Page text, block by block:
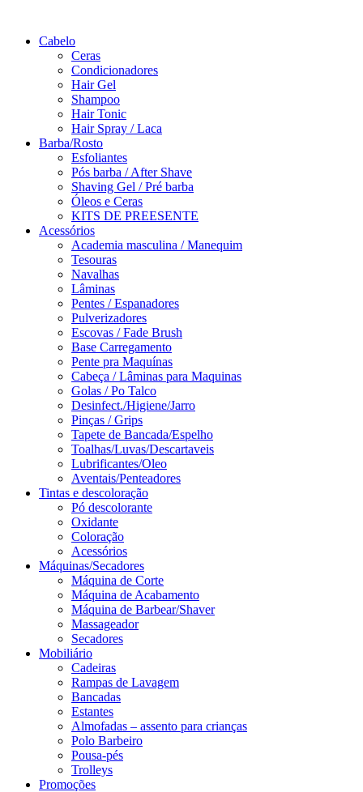
Cabelo
Ceras
Condicionadores
Hair Gel
Shampoo
Hair Tonic
Hair Spray / Laca
Barba/Rosto
Esfoliantes
Pós barba / After Shave
Shaving Gel / Pré barba
Óleos e Ceras
KITS DE PREESENTE
Acessórios
Academia masculina / Manequim
Tesouras
Navalhas
Lâminas
Pentes / Espanadores
Pulverizadores
Escovas / Fade Brush
Base Carregamento
Pente pra Maquínas
Cabeça / Lâminas para Maquinas
Golas / Po Talco
Desinfect./Higiene/Jarro
Pinças / Grips
Tapete de Bancada/Espelho
Toalhas/Luvas/Descartaveis
Lubrificantes/Oleo
Aventais/Penteadores
Tintas e descoloração
Pó descolorante
Oxidante
Coloração
Acessórios
Máquinas/Secadores
Máquina de Corte
Máquina de Acabamento
Máquina de Barbear/Shaver
Massageador
Secadores
Mobiliário
Cadeiras
Rampas de Lavagem
Bancadas
Estantes
Almofadas – assento para crianças
Polo Barbeiro
Pousa-pés
Trolleys
Promoções